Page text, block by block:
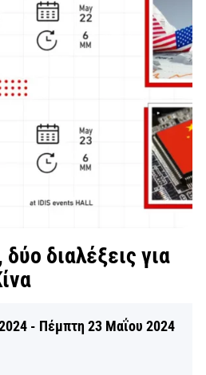
διαλέξεις για
- Πέμπτη 23 Μαΐου 2024